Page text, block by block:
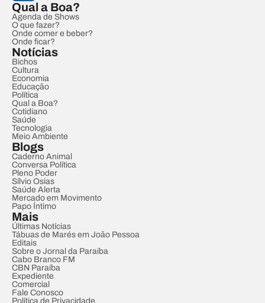
Qual a Boa?
Agenda de Shows
O que fazer?
Onde comer e beber?
Onde ficar?
Notícias
Bichos
Cultura
Economia
Educação
Política
Qual a Boa?
Cotidiano
Saúde
Tecnologia
Meio Ambiente
Blogs
Caderno Animal
Conversa Política
Pleno Poder
Sílvio Osias
Saúde Alerta
Mercado em Movimento
Papo Íntimo
Mais
Últimas Notícias
Tábuas de Marés em João Pessoa
Editais
Sobre o Jornal da Paraíba
Cabo Branco FM
CBN Paraíba
Expediente
Comercial
Fale Conosco
Política de Privacidade